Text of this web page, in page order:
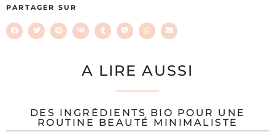
PARTAGER SUR
A LIRE AUSSI
DES INGRÉDIENTS BIO POUR UNE
ROUTINE BEAUTÉ MINIMALISTE